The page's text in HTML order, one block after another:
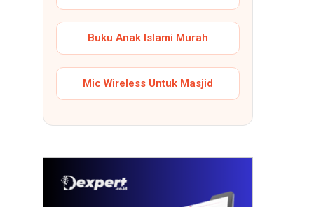
Buku Anak Islami Murah
Mic Wireless Untuk Masjid